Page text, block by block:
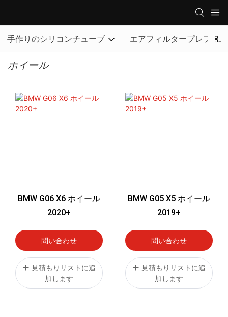
手作りのシリコンチューブ エアフィルタープレフィ
ホイール
BMW G06 X6 ホイール
2020+
問い合わせ
見積もりリストに追
加します
BMW G05 X5 ホイール
2019+
問い合わせ
見積もりリストに追
加します